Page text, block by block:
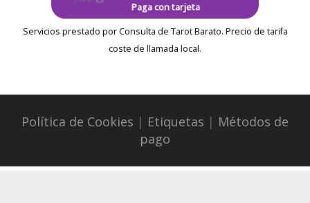
Paga con tarjeta
Servicios prestado por Consulta de Tarot Barato. Precio de tarifa
coste de llamada local.
Política de Cookies | Etiquetas | Métodos de
pago